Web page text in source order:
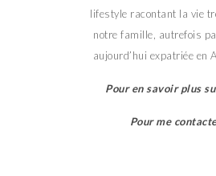
lifestyle racontant la vie
notre famille, autrefois
aujourd’hui expatriée en
Pour en savoir plus
Pour me